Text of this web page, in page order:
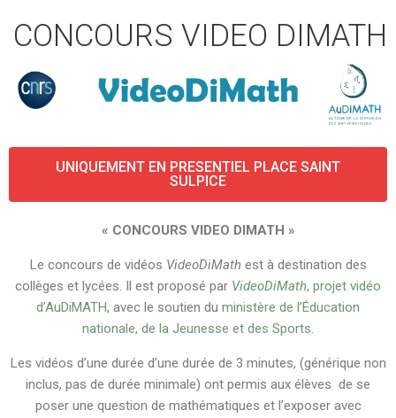
CONCOURS VIDEO DIMATH
UNIQUEMENT EN PRESENTIEL PLACE SAINT
SULPICE
« CONCOURS VIDEO DIMATH »
Le concours de vidéos VideoDiMath est à destination des
collèges et lycées. Il est proposé par VideoDiMath, projet vidéo
d’AuDiMATH, avec le soutien du ministère de l’Éducation
nationale, de la Jeunesse et des Sports.
Les vidéos d’une durée d’une durée de 3 minutes, (générique non
inclus, pas de durée minimale) ont permis aux élèves de se
poser une question de mathématiques et l’exposer avec